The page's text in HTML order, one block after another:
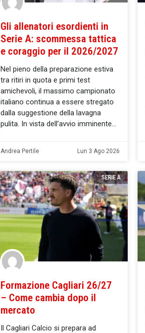
Gli allenatori esordienti in
Serie A: scommessa tattica
e coraggio per il 2026/2027
Nel pieno della preparazione estiva
tra ritiri in quota e primi test
amichevoli, il massimo campionato
italiano continua a essere stregato
dalla suggestione della lavagna
pulita. In vista dell’avvio imminente
Andrea Pertile Lun 3 Ago 2026
SERIE A
Formazione Cagliari 26/27
– Come cambia dopo il
mercato
Il Cagliari Calcio si prepara ad